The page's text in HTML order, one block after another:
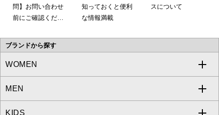
問】お問い合わせ
前にご確認くださ
知っておくと便利
な情報満載
スについて
ブランドから探す
WOMEN
a.v.v
MICHEL KLEIN
MEN
a.v.v
KIDS